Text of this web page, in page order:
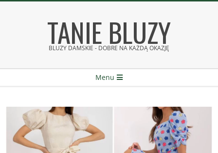
TANIE BLUZY
BLUZY DAMSKIE - DOBRE NA KAŻDĄ OKAZJĘ
Menu